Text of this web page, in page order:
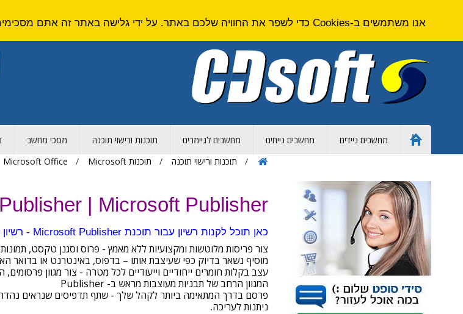
Home
Page
מחשבים ניידים מחשבים נייחים מחשבים לגיימרים תוכנות ורישוי תוכנה מסכי מחשב
תוכנות ורישוי תוכנה
תוכנות Microsoft Microsoft Office
Publisher | Microsoft Publisher | מחיר | Microsoft
כאן תוכל לקנות רשיון עבור תוכנת Microsoft Publisher - רשיון פרטי או עסקי , רשיון עבור מוסדות חינוך ואקדמייה ורשיון ממשלתי
מוסיף נשאר בדיוק כפי שעיצבת אותו – בדפוס, באינטרנט או בדואר
עצב בקלות חומרים ייחודיים וייעודיים לכל מטרה - צור מגוון
המגוון הרחב של תבניות מעוצבות מראש ב- Publisher
פרסם בדרך המתאימה ביותר לקהל שלך - שתף תדפיסים שנראים נהדר,
ניתנות לעריכה.
אנו משתמשים ב-Cookies כדי לשפר את החוויה שלכם באתר. על ידי גלישה באתר זה אתם מסכימים ל